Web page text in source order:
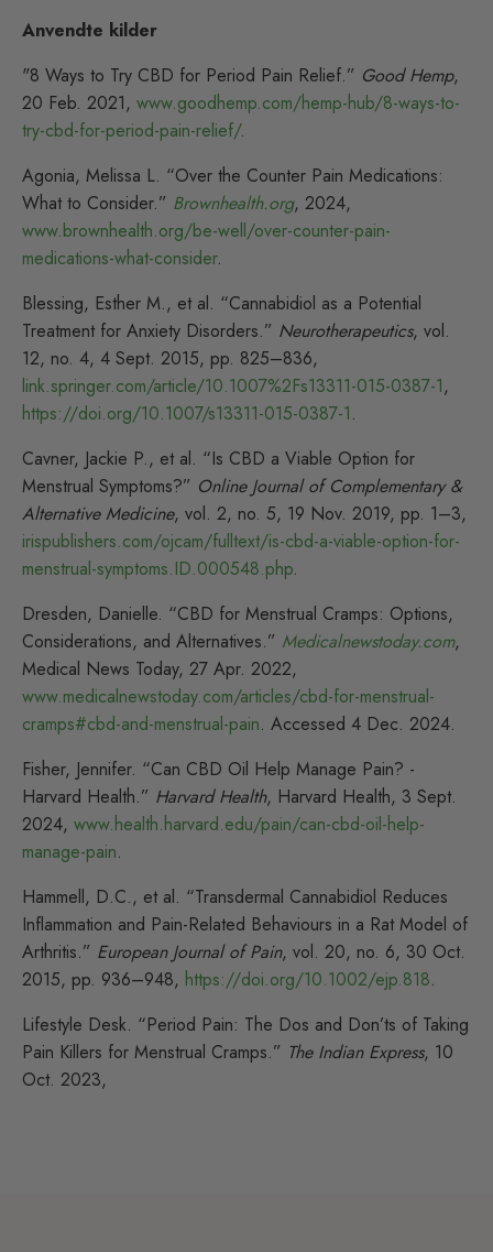
Anvendte kilder
"8 Ways to Try CBD for Period Pain Relief.” Good Hemp,
20 Feb. 2021, www.goodhemp.com/hemp-hub/8-ways-to-
try-cbd-for-period-pain-relief/.
Agonia, Melissa L. “Over the Counter Pain Medications:
What to Consider.” Brownhealth.org, 2024,
www.brownhealth.org/be-well/over-counter-pain-
medications-what-consider.
Blessing, Esther M., et al. “Cannabidiol as a Potential
Treatment for Anxiety Disorders.” Neurotherapeutics, vol.
12, no. 4, 4 Sept. 2015, pp. 825–836,
link.springer.com/article/10.1007%2Fs13311-015-0387-1,
https://doi.org/10.1007/s13311-015-0387-1.
Cavner, Jackie P., et al. “Is CBD a Viable Option for
Menstrual Symptoms?” Online Journal of Complementary &
Alternative Medicine, vol. 2, no. 5, 19 Nov. 2019, pp. 1–3,
irispublishers.com/ojcam/fulltext/is-cbd-a-viable-option-for-
menstrual-symptoms.ID.000548.php.
Dresden, Danielle. “CBD for Menstrual Cramps: Options,
Considerations, and Alternatives.” Medicalnewstoday.com,
Medical News Today, 27 Apr. 2022,
www.medicalnewstoday.com/articles/cbd-for-menstrual-
cramps#cbd-and-menstrual-pain. Accessed 4 Dec. 2024.
Fisher, Jennifer. “Can CBD Oil Help Manage Pain? -
Harvard Health.” Harvard Health, Harvard Health, 3 Sept.
2024, www.health.harvard.edu/pain/can-cbd-oil-help-
manage-pain.
Hammell, D.C., et al. “Transdermal Cannabidiol Reduces
Inflammation and Pain-Related Behaviours in a Rat Model of
Arthritis.” European Journal of Pain, vol. 20, no. 6, 30 Oct.
2015, pp. 936–948, https://doi.org/10.1002/ejp.818.
Lifestyle Desk. “Period Pain: The Dos and Don’ts of Taking
Pain Killers for Menstrual Cramps.” The Indian Express, 10
Oct. 2023,